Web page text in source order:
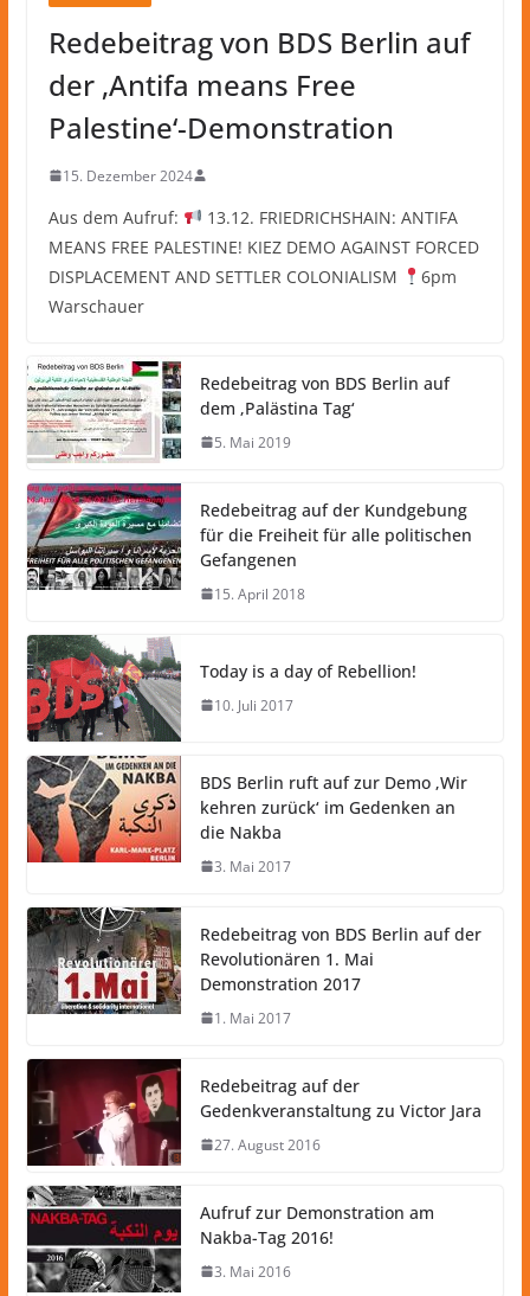
Redebeitrag von BDS Berlin auf
der ‚Antifa means Free
Palestine‘-Demonstration
15. Dezember 2024
Aus dem Aufruf:
13.12. FRIEDRICHSHAIN: ANTIFA
MEANS FREE PALESTINE! KIEZ DEMO AGAINST FORCED
DISPLACEMENT AND SETTLER COLONIALISM
6pm
Warschauer
Redebeitrag von BDS Berlin auf
dem ‚Palästina Tag‘
5. Mai 2019
Redebeitrag auf der Kundgebung
für die Freiheit für alle politischen
Gefangenen
15. April 2018
Today is a day of Rebellion!
10. Juli 2017
BDS Berlin ruft auf zur Demo ‚Wir
kehren zurück‘ im Gedenken an
die Nakba
3. Mai 2017
Redebeitrag von BDS Berlin auf der
Revolutionären 1. Mai
Demonstration 2017
1. Mai 2017
Redebeitrag auf der
Gedenkveranstaltung zu Victor Jara
27. August 2016
Aufruf zur Demonstration am
Nakba-Tag 2016!
3. Mai 2016